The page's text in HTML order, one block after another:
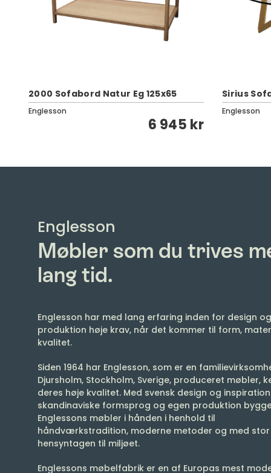
2000 Sofabord Natur Eg 125x65
Englesson
6 945 kr
Sirius
Englesson
Englesson
Møbler som du trives
lang tid.
Englesson har med lang erfaring inden for design
produktion høje krav, når det kommer til form,
kvalitet.
Siden 1964 har Englesson, som er en
Djursholm, Stockholm, Sverige, produceret møbler,
deres høje kvalitet. Med svensk design og
skandinaviske formsprog og egen produktion
Englessons møbler i hånden i henhold til
håndværkstradition, moderne metoder og med stor
hensyntagen til miljøet.
Englessons møbelfabrik er en af Europas mest